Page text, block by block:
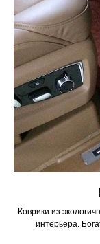
Коврики из
интерьера.